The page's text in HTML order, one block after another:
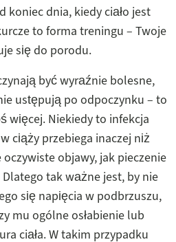
koniec dnia, kiedy ciało jest
to forma treningu – Twoje
się do porodu.
być wyraźnie bolesne,
ustępują po odpoczynku – to
więcej. Niekiedy to infekcja
ciąży przebiega inaczej niż
objawy, jak pieczenie
tak ważne jest, by nie
się napięcia w podbrzuszu,
mu ogólne osłabienie lub
ciała. W takim przypadku